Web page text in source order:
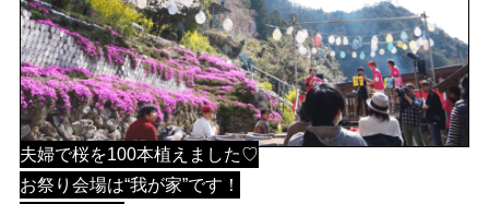
夫婦で桜を100本植えました♡
お祭り会場は“我が家”です！